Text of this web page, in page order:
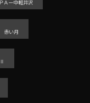
Ａー中軽井沢
赤い月